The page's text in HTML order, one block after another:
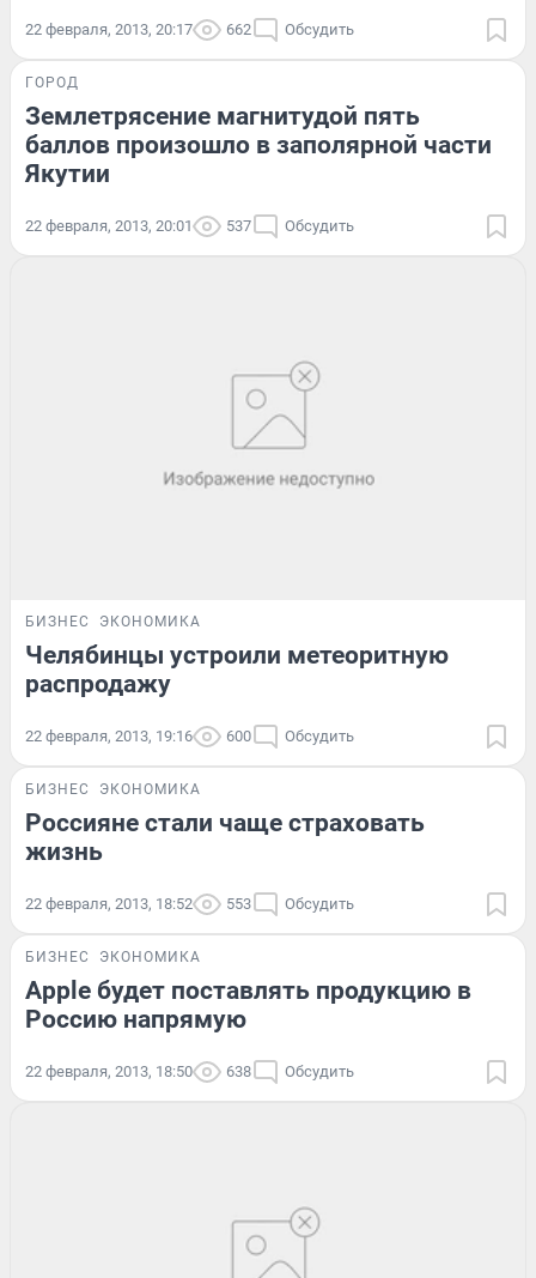
22 февраля, 2013, 20:17 662 Обсудить
ГОРОД
Землетрясение магнитудой пять
баллов произошло в заполярной части
Якутии
22 февраля, 2013, 20:01 537 Обсудить
БИЗНЕС ЭКОНОМИКА
Челябинцы устроили метеоритную
распродажу
22 февраля, 2013, 19:16 600 Обсудить
БИЗНЕС ЭКОНОМИКА
Россияне стали чаще страховать
жизнь
22 февраля, 2013, 18:52 553 Обсудить
БИЗНЕС ЭКОНОМИКА
Apple будет поставлять продукцию в
Россию напрямую
22 февраля, 2013, 18:50 638 Обсудить